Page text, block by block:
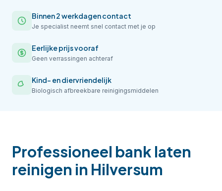
Binnen 2 werkdagen contact
Je specialist neemt snel contact met je op
Eerlijke prijs vooraf
Geen verrassingen achteraf
Kind- en diervriendelijk
Biologisch afbreekbare reinigingsmiddelen
Professioneel bank laten
reinigen in Hilversum